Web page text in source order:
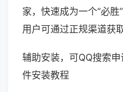
家，快速成为一个“必
用户可通过正规渠道获
辅助安装，可QQ搜索
件安装教程